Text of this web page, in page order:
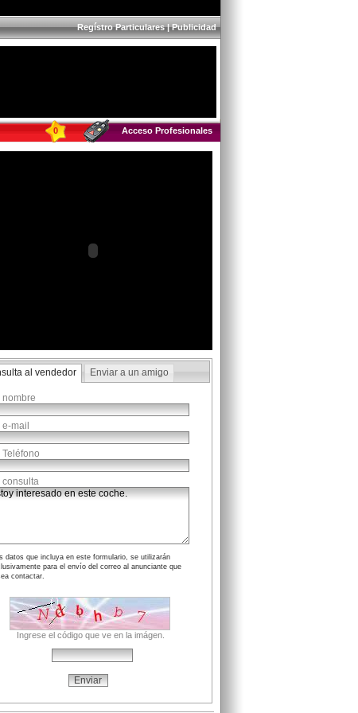
Regístro Particulares|Publicidad
0 Acceso Profesionales
al vendedor Enviar a un amigo
nombre
e-mail
Teléfono
consulta
datos que incluya en este formulario, se utilizarán
para el envío del correo al anunciante que
contactar.
Ingrese el código que ve en la imágen.